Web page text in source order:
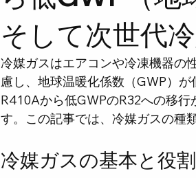
そして次世代
冷媒ガスはエアコンや冷凍機器の
慮し、地球温暖化係数（GWP）
R410Aから低GWPのR32への移
す。この記事では、冷媒ガスの種
冷媒ガスの基本と役割